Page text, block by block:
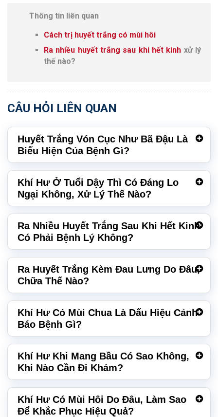
Thông tin liên quan
Cách trị huyết trắng có mùi hôi
Ra nhiều huyết trắng sau khi hết kinh xử lý
thế nào?
CÂU HỎI LIÊN QUAN
Huyết Trắng Vón Cục Như Bã Đậu Là
Biểu Hiện Của Bệnh Gì?
Khí Hư Ở Tuổi Dậy Thì Có Đáng Lo
Ngại Không, Xử Lý Thế Nào?
Ra Nhiều Huyết Trắng Sau Khi Hết Kinh
Có Phải Bệnh Lý Không?
Ra Huyết Trắng Kèm Đau Lưng Do Đâu,
Chữa Thế Nào?
Khí Hư Có Mùi Chua Là Dấu Hiệu Cảnh
Báo Bệnh Gì?
Khí Hư Khi Mang Bầu Có Sao Không,
Khi Nào Cần Đi Khám?
Khí Hư Có Mùi Hôi Do Đâu, Làm Sao
Để Khắc Phục Hiệu Quả?